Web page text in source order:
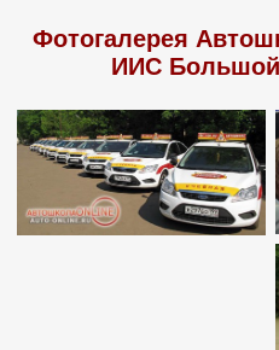
Фотогалерея
ИИС Большой